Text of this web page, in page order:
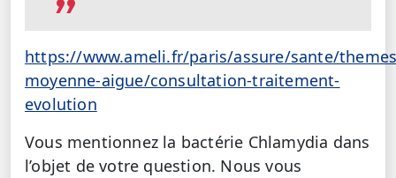
https://www.ameli.fr/paris/assure/sante/
moyenne-aigue/consultation-traitement-
evolution
Vous mentionnez la bactérie Chlamydia dans
l’objet de votre question. Nous vous